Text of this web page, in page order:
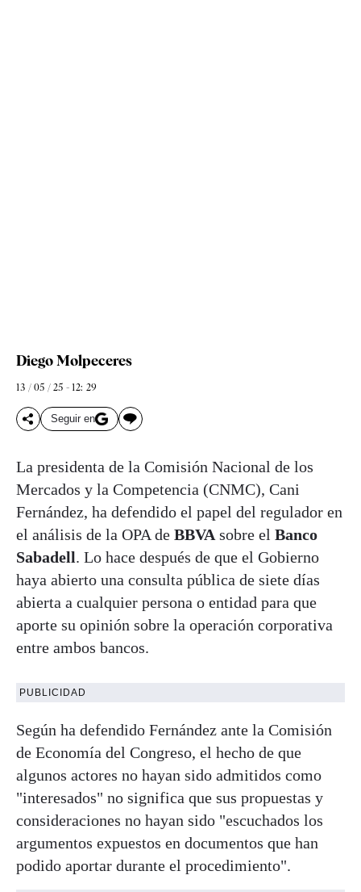
Diego Molpeceres
13 / 05 / 25 - 12: 29
Seguir en
La presidenta de la Comisión Nacional de los
Mercados y la Competencia (CNMC), Cani
Fernández, ha defendido el papel del regulador en
el análisis de la OPA de BBVA sobre el Banco
Sabadell. Lo hace después de que el Gobierno
haya abierto una consulta pública de siete días
abierta a cualquier persona o entidad para que
aporte su opinión sobre la operación corporativa
entre ambos bancos.
PUBLICIDAD
Según ha defendido Fernández ante la Comisión
de Economía del Congreso, el hecho de que
algunos actores no hayan sido admitidos como
"interesados" no significa que sus propuestas y
consideraciones no hayan sido "escuchados los
argumentos expuestos en documentos que han
podido aportar durante el procedimiento".